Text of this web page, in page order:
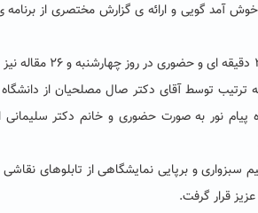
آمد گویی و ارائه ی گزارش مختصری از برنامه
از حدود ۶۵ مقاله ارسال شده به دبیرخانه‌ی سمینار، ۳۲ مقاله به
همچنین در این سمینار، ۴ سخنرانی عمومی به ترتیب توسط آقای دکتر صال مصلحیان از
پیام نور به صورت حضوری و خانم دکتر
سبزواری و برپایی نمایشگاهی از تابلوهای
قرار گرفت.